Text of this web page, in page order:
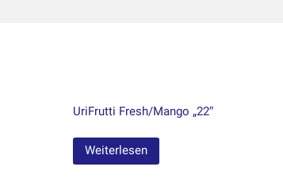
UriFrutti Fresh/Mango „22″
Weiterlesen